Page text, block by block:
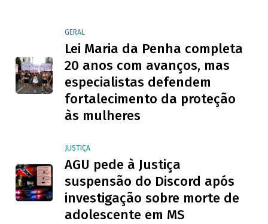
GERAL
Lei Maria da Penha completa
20 anos com avanços, mas
especialistas defendem
fortalecimento da proteção
às mulheres
JUSTIÇA
AGU pede à Justiça
suspensão do Discord após
investigação sobre morte de
adolescente em MS